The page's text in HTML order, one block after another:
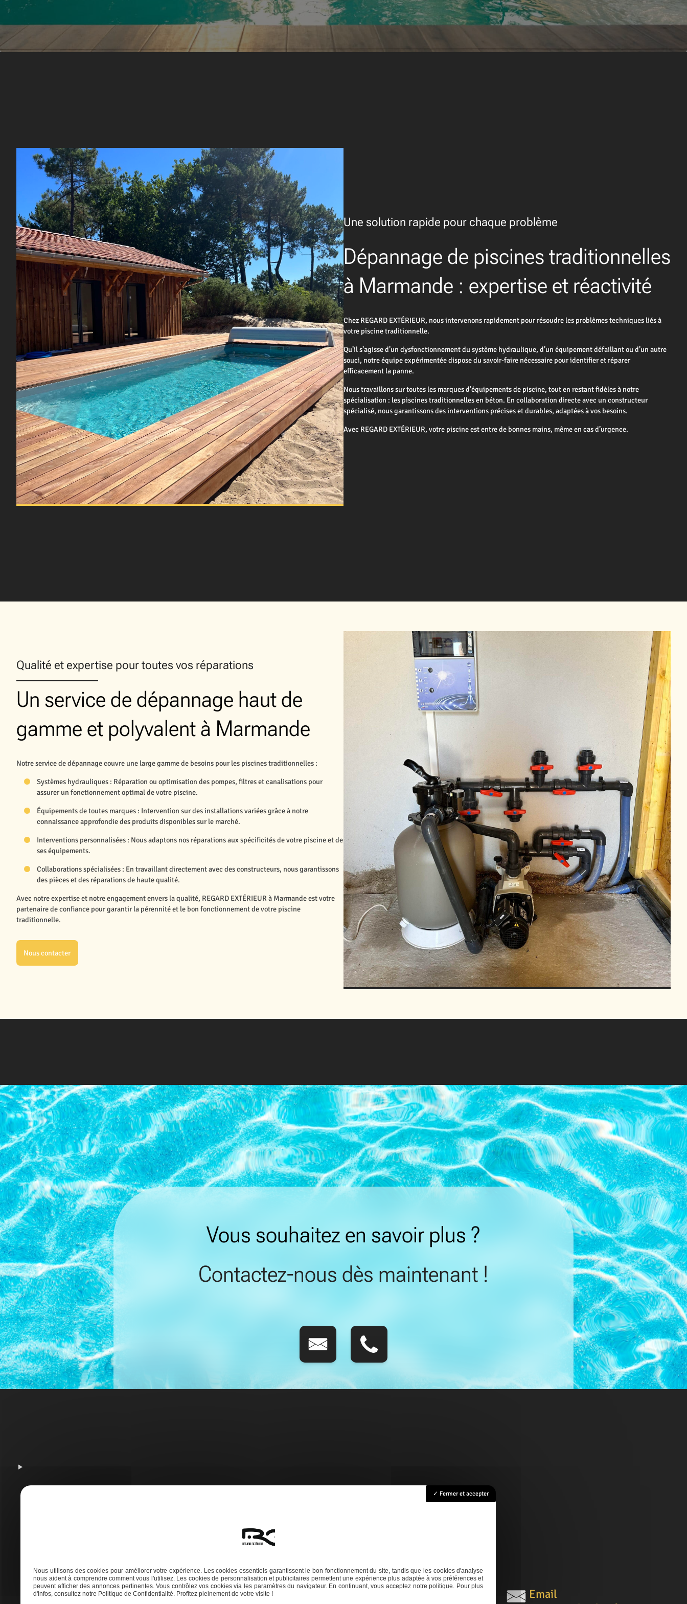
Une solution rapide pour chaque problème
Dépannage de piscines traditionnelles
à Marmande : expertise et réactivité
Chez REGARD EXTÉRIEUR, nous intervenons rapidement pour résoudre les problèmes techniques liés à
votre piscine traditionnelle.
Qu’il s’agisse d’un dysfonctionnement du système hydraulique, d’un équipement défaillant ou d’un autre
souci, notre équipe expérimentée dispose du savoir-faire nécessaire pour identifier et réparer
efficacement la panne.
Nous travaillons sur toutes les marques d’équipements de piscine, tout en restant fidèles à notre
spécialisation : les piscines traditionnelles en béton. En collaboration directe avec un constructeur
spécialisé, nous garantissons des interventions précises et durables, adaptées à vos besoins.
Avec REGARD EXTÉRIEUR, votre piscine est entre de bonnes mains, même en cas d’urgence.
Qualité et expertise pour toutes vos réparations
Un service de dépannage haut de
gamme et polyvalent à Marmande
Notre service de dépannage couvre une large gamme de besoins pour les piscines traditionnelles :
Systèmes hydrauliques : Réparation ou optimisation des pompes, filtres et canalisations pour
assurer un fonctionnement optimal de votre piscine.
Équipements de toutes marques : Intervention sur des installations variées grâce à notre
connaissance approfondie des produits disponibles sur le marché.
Interventions personnalisées : Nous adaptons nos réparations aux spécificités de votre piscine et de
ses équipements.
Collaborations spécialisées : En travaillant directement avec des constructeurs, nous garantissons
des pièces et des réparations de haute qualité.
Avec notre expertise et notre engagement envers la qualité, REGARD EXTÉRIEUR à Marmande est votre
partenaire de confiance pour garantir la pérennité et le bon fonctionnement de votre piscine
traditionnelle.
Nous contacter
Vous souhaitez en savoir plus ?
Contactez-nous dès maintenant !
AccueilRénovation
Adresse Téléphone Email
Fermer et accepter
Nous utilisons des cookies pour améliorer votre expérience. Les cookies essentiels garantissent le bon fonctionnement du site, tandis que les cookies d'analyse
nous aident à comprendre comment vous l'utilisez. Les cookies de personnalisation et publicitaires permettent une expérience plus adaptée à vos préférences et
peuvent afficher des annonces pertinentes. Vous contrôlez vos cookies via les paramètres du navigateur. En continuant, vous acceptez notre politique. Pour plus
d'infos, consultez notre Politique de Confidentialité. Profitez pleinement de votre visite !